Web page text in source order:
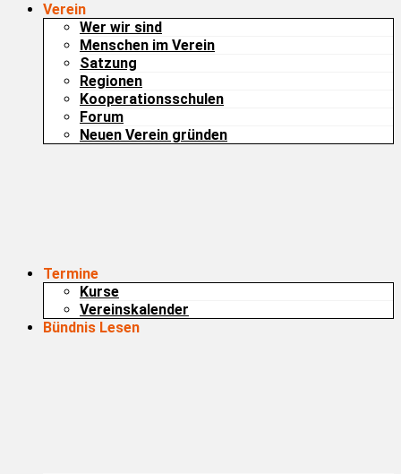
Verein
Wer wir sind
Menschen im Verein
Satzung
Regionen
Kooperationsschulen
Forum
Neuen Verein gründen
Termine
Kurse
Vereinskalender
Bündnis Lesen